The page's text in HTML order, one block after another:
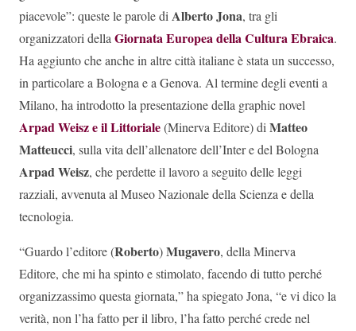
piacevole”: queste le parole di Alberto Jona, tra gli
organizzatori della Giornata Europea della Cultura Ebraica.
Ha aggiunto che anche in altre città italiane è stata un successo,
in particolare a Bologna e a Genova. Al termine degli eventi a
Milano, ha introdotto la presentazione della graphic novel
Arpad Weisz e il Littoriale(Minerva Editore) di Matteo
Matteucci, sulla vita dell’allenatore dell’Inter e del Bologna
Arpad Weisz, che perdette il lavoro a seguito delle leggi
razziali, avvenuta al Museo Nazionale della Scienza e della
tecnologia.
“Guardo l’editore (Roberto)Mugavero, della Minerva
Editore, che mi ha spinto e stimolato, facendo di tutto perché
organizzassimo questa giornata,” ha spiegato Jona, “e vi dico la
verità, non l’ha fatto per il libro, l’ha fatto perché crede nel